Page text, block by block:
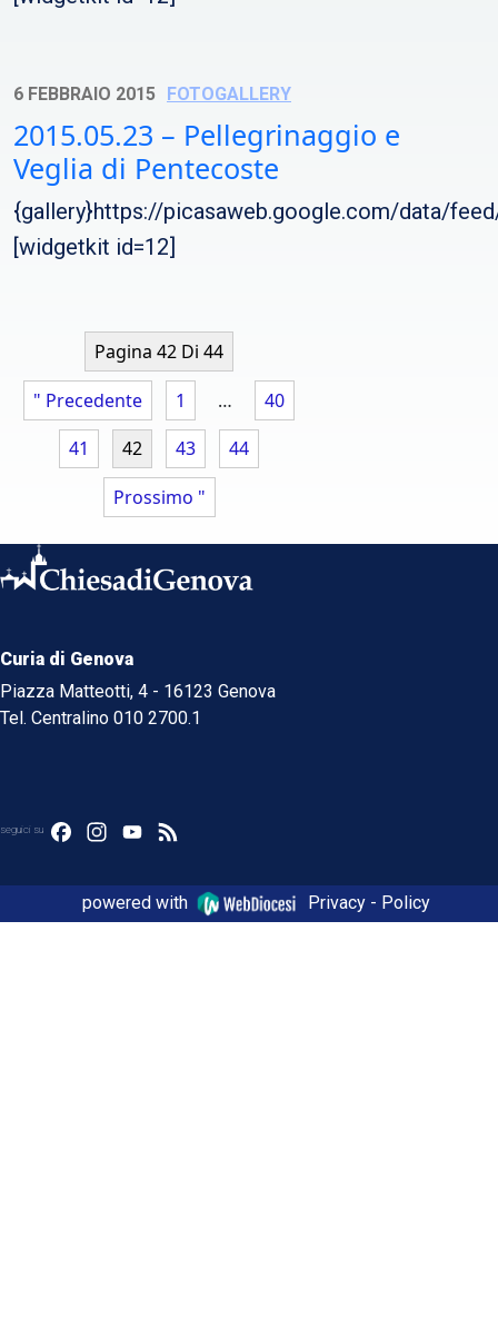
6 FEBBRAIO 2015 FOTOGALLERY
2015.05.23 – Pellegrinaggio e
Veglia di Pentecoste
{gallery}https://picasaweb.google.com/data/
[widgetkit id=12]
Pagina 42 Di 44
" Precedente
1 …
40
41
42 43
44
Prossimo "
Curia di Genova
Piazza Matteotti, 4 - 16123 Genova
Tel. Centralino 010 2700.1
seguici su FacebookInstagram
YouTube
powered with Privacy - Policy